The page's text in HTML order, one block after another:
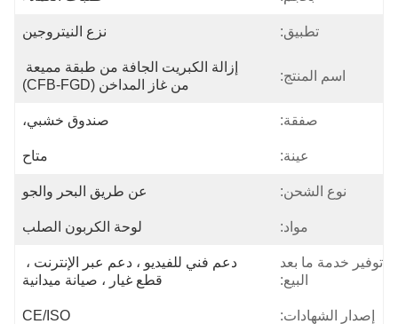
تطبيق: نزع النيتروجين
اسم المنتج:
إزالة الكبريت الجافة من طبقة مميعة
من غاز المداخن (CFB-FGD)
صفقة: صندوق خشبي،
عينة: متاح
نوع الشحن: عن طريق البحر والجو
مواد: لوحة الكربون الصلب
توفير خدمة ما بعد
البيع:
دعم فني للفيديو ، دعم عبر الإنترنت ،
قطع غيار ، صيانة ميدانية
إصدار الشهادات: CE/ISO